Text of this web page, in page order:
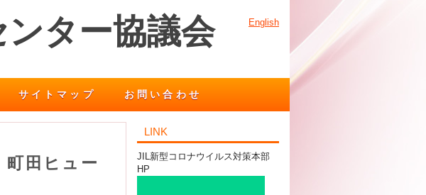
ター協議会 English
サイトマップ お問い合わせ
町田ヒュー
LINK
JIL新型コロナウイルス対策本部
HP